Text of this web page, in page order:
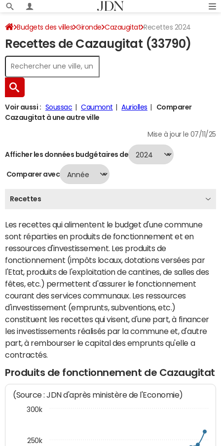
Budgets des villes Gironde Cazaugitat Recettes 2024
Recettes de Cazaugitat (33790)
Voir aussi : Soussac Caumont Auriolles
Comparer
Cazaugitat à une autre ville
Mise à jour le 07/11/25
Afficher les données budgétaires de
Comparer avec
Recettes
Les recettes qui alimentent le budget d'une commune
sont réparties en produits de fonctionnement et en
ressources d'investissement. Les produits de
fonctionnement (impôts locaux, dotations versées par
l'Etat, produits de l'exploitation de cantines, de salles des
fêtes, etc.) permettent d'assurer le fonctionnement
courant des services communaux. Les ressources
d'investissement (emprunts, subventions, etc.)
constituent les recettes qui visent, d'une part, à financer
les investissements réalisés par la commune et, d'autre
part, à rembourser le capital des emprunts qu'elle a
contractés.
Produits de fonctionnement de Cazaugitat
(Source : JDN d'après ministère de l'Economie)
250k
300k